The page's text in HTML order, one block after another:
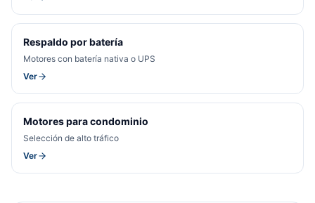
Respaldo por batería
Motores con batería nativa o UPS
Ver
Motores para condominio
Selección de alto tráfico
Ver